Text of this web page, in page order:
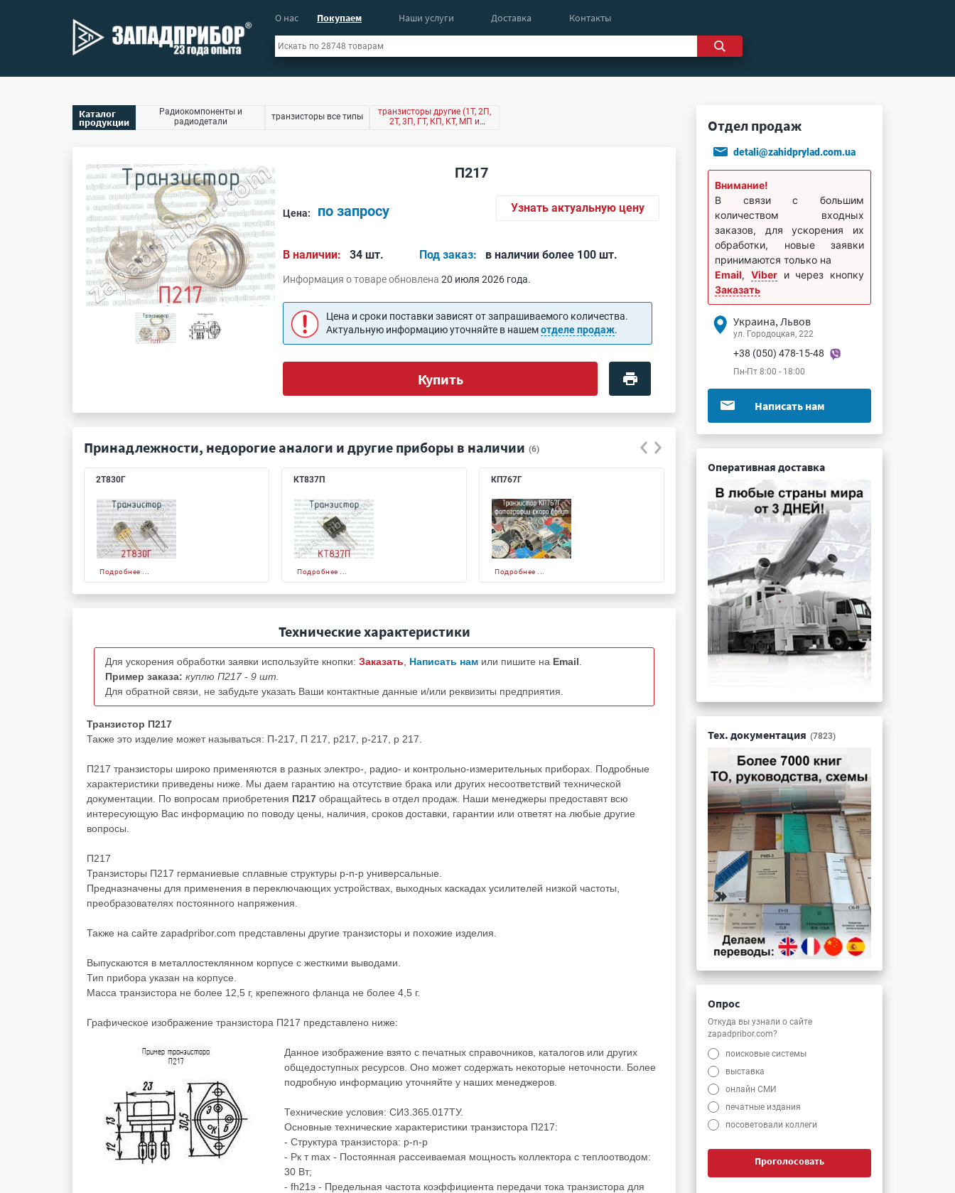
О нас Покупаем Наши услуги Доставка Контакты
Каталог
продукции
Радиокомпоненты и
радиодетали
транзисторы все типы
транзисторы другие (1Т, 2П,
2Т, 3П, ГТ, КП, КТ, МП и
П217
Цена: по запросу Узнать актуальную цену
В наличии: 34 шт. Под заказ: в наличии более 100 шт.
Информация о товаре обновлена20 июля 2026 года.
Цена и сроки поставки зависят от запрашиваемого количества.
Актуальную информацию уточняйте в нашемотделе продаж.
Купить
Принадлежности, недорогие аналоги и другие приборы в наличии (6)
2Т830Г
Подробнее ...
КТ837П
Подробнее ...
КП767Г
Подробнее ... Подробнее ...
Технические характеристики
Для ускорения обработки заявки используйте кнопки: Заказать Написать нам или пишите на Email
Пример заказа: куплю П217 - 9 шт.
Для обратной связи, не забудьте указать Ваши контактные данные и/или реквизиты предприятия.
Транзистор П217
Также это изделие может называться: П-217, П 217, p217, p-217, p 217.
П217 транзисторы широко применяются в разных электро-, радио- и контрольно-измерительных приборах. Подробные
характеристики приведены ниже. Мы даем гарантию на отсутствие брака или других несоответствий технической
документации. По вопросам приобретения П217 обращайтесь в отдел продаж. Наши менеджеры предоставят всю
интересующую Вас информацию по поводу цены, наличия, сроков доставки, гарантии или ответят на любые другие
вопросы.
П217
Транзисторы П217 германиевые сплавные структуры p-n-p универсальные.
Предназначены для применения в переключающих устройствах, выходных каскадах усилителей низкой частоты,
преобразователях постоянного напряжения.
Также на сайте zapadpribor.com представлены другие транзисторы и похожие изделия.
Выпускаются в металлостеклянном корпусе с жесткими выводами.
Тип прибора указан на корпусе.
Масса транзистора не более 12,5 г, крепежного фланца не более 4,5 г.
Графическое изображение транзистора П217 представлено ниже:
Данное изображение взято с печатных справочников, каталогов или других
общедоступных ресурсов. Оно может содержать некоторые неточности. Более
подробную информацию уточняйте у наших менеджеров.
Технические условия: СИ3.365.017ТУ.
Основные технические характеристики транзистора П217:
- Структура транзистора: p-n-p
- Рк т max - Постоянная рассеиваемая мощность коллектора с теплоотводом:
30 Вт;
- fh21э - Предельная частота коэффициента передачи тока транзистора для
Отдел продаж
detali@zahidprylad.com.ua
Внимание!
В связи с большим
количеством входных
заказов, для ускорения их
обработки, новые заявки
принимаются только на
Email, Viberи через кнопку
Заказать
Украина, Львов
ул. Городоцкая, 222
+38 (050) 478-15-48
Пн-Пт 8:00 - 18:00
Написать нам
Оперативная доставка
Тех. документация (7823)
Опрос
Откуда вы узнали о сайте
zapadpribor.com?
поисковые системы
выставка
онлайн СМИ
печатные издания
посоветовали коллеги
Проголосовать